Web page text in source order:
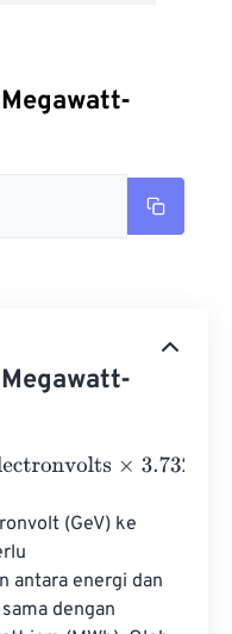
×
(GeV) ke
antara energi dan
dengan